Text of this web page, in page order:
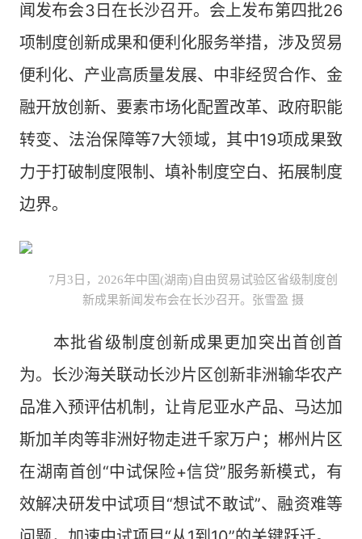
闻发布会3日在长沙召开。会上发布第四批26
项制度创新成果和便利化服务举措，涉及贸易
便利化、产业高质量发展、中非经贸合作、金
融开放创新、要素市场化配置改革、政府职能
转变、法治保障等7大领域，其中19项成果致
力于打破制度限制、填补制度空白、拓展制度
边界。
7月3日，2026年中国(湖南)自由贸易试验区省级制度创
新成果新闻发布会在长沙召开。张雪盈 摄
本批省级制度创新成果更加突出首创首
为。长沙海关联动长沙片区创新非洲输华农产
品准入预评估机制，让肯尼亚水产品、马达加
斯加羊肉等非洲好物走进千家万户；郴州片区
在湖南首创“中试保险+信贷”服务新模式，有
效解决研发中试项目“想试不敢试”、融资难等